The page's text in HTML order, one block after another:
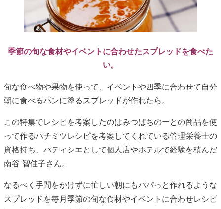
季節の旬な食材やイベントに合わせたスプレッドを食べた
い。
旬な食べ物や果物を使って、イベントや四季に合わせて自分
朝に食べるパンに塗るスプレッドが作れたら。
この特集でレシピを考案したのはみつばちのーとの商品を使
って作るハチミツレシピを考案してくれている管理栄養士の
資格持ち、パティシエとして個人店やホテルで経験を積んだ
南谷 智佳子さん。
なるべく手間をかけずに忙しい朝にもパパっと作れるような
スプレッドを毎月季節の旬な食材やイベントに合わせレシピ